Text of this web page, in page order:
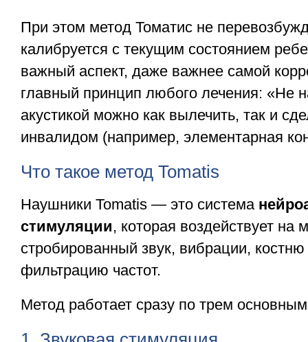
При этом метод Томатис не
калибруется с текущим состоянием
важный аспект, даже важнее самой
главный принцип любого лечения: «Не
акустикой можно как вылечить, так и
инвалидом (например, элементарная
Что такое метод Tomatis
Наушники Tomatis — это система
стимуляции, которая воздействует на
стробированный звук, вибрации,
фильтрацию частот.
Метод работает сразу по трем